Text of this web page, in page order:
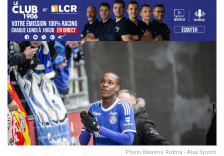
Photo Maxime Rothra - Alsa'Sports